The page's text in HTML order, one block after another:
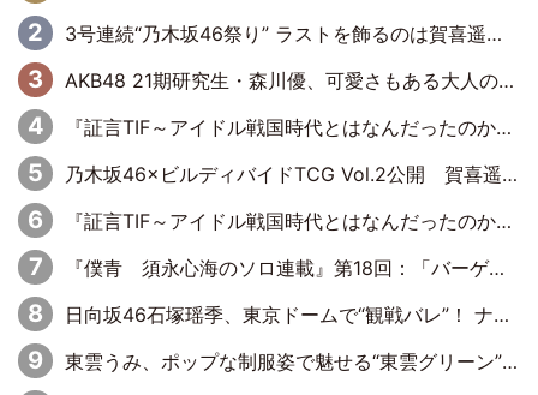
3号連続“乃木坂46祭り” ラストを飾るのは賀喜遥香…5年ぶりの登場に「5年分大人になった私を見ていただけたら」
AKB48 21期研究生・森川優、可愛さもある大人の女性に
『証言TIF～アイドル戦国時代とはなんだったのか～』第10回：さくら学院・武藤彩未×飯田らうら「正直、中3で辞めるというのを信じてなくて。そう言われてはいたけど、嘘でしょって」
乃木坂46×ビルディバイドTCG Vol.2公開 賀喜遥香＆田村真佑が『京まふ』ステージに登壇
『証言TIF～アイドル戦国時代とはなんだったのか～』第11回：私立恵比寿中学・真山りか×安本彩花「TIFで10年ぶりのキョンシーメイクをしたら、場を完全に引かせてしまって。時代が変わったんだなって」
『僕青 須永心海のソロ連載』第18回：「バーゲンセールハンターみうな inしまむら」編
日向坂46石塚瑶季、東京ドームで“観戦バレ”！ ナイツ・塙も認めた「巨人に詳しすぎるアイドル」は元VENUSスクール生で杉内コーチ推し⁉
東雲うみ、ポップな制服姿で魅せる“東雲グリーン”の正体